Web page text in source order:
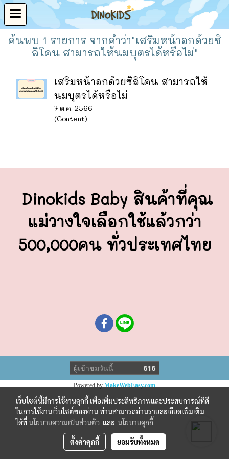
ค้นพบ 1 รายการ จากคำว่า"เสริมหน้าอกด้วยซิ
ลิโคน สามารถให้นมบุตรได้หรือไม่"
เสริมหน้าอกด้วยซิลิโคน สามารถให้
นมบุตรได้หรือไม่
7 ต.ค. 2566
(Content)
Dinokids Baby สินค้าที่คุณ
แม่วางใจเลือกใช้แล้วกว่า
500,000คน ทั่วประเทศไทย
ผู้เข้าชมวันนี้ 616
Powered by MakeWebEasy.com
เว็บไซต์นี้มีการใช้งานคุกกี้ เพื่อเพิ่มประสิทธิภาพและประสบการณ์ที่ดี
ในการใช้งานเว็บไซต์ของท่าน ท่านสามารถอ่านรายละเอียดเพิ่มเติม
ได้ที่นโยบายความเป็นส่วนตัว และ นโยบายคุกกี้
ตั้งค่าคุกกี้ ยอมรับทั้งหมด